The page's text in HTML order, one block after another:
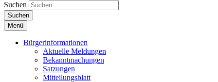
Suchen
Suchen
Menü
Bürgerinformationen
Aktuelle Meldungen
Bekanntmachungen
Satzungen
Mitteilungsblatt